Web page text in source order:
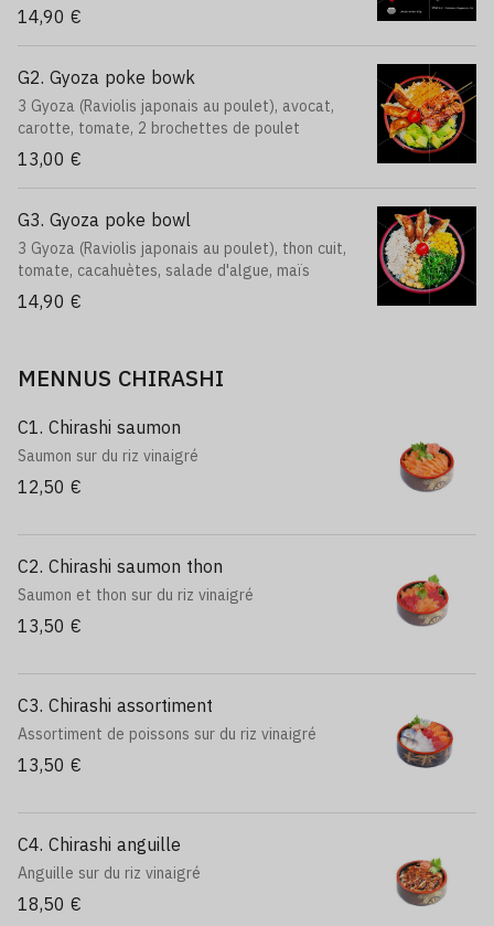
14,90 €
G2. Gyoza poke bowk
3 Gyoza (Raviolis japonais au poulet), avocat,
carotte, tomate, 2 brochettes de poulet
13,00 €
G3. Gyoza poke bowl
3 Gyoza (Raviolis japonais au poulet), thon cuit,
tomate, cacahuètes, salade d'algue, maïs
14,90 €
MENNUS CHIRASHI
C1. Chirashi saumon
Saumon sur du riz vinaigré
12,50 €
C2. Chirashi saumon thon
Saumon et thon sur du riz vinaigré
13,50 €
C3. Chirashi assortiment
Assortiment de poissons sur du riz vinaigré
13,50 €
C4. Chirashi anguille
Anguille sur du riz vinaigré
18,50 €